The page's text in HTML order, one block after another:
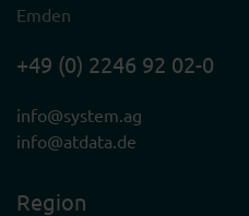
Emden
+49 (0) 2246 92 02-0
info@system.ag
info@atdata.de
Region